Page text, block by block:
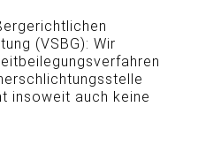
(VSBG): Wir
insoweit auch keine